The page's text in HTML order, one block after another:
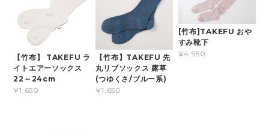
【竹布】 TAKEFU ラ
イトエアーソックス
22～24cm
¥1,650
【竹布】TAKEFU 先
丸リブソックス 露草
(つゆくさ/ブルー系)
¥1,650
[竹布]TAKEFU おや
すみ靴下
¥4,950